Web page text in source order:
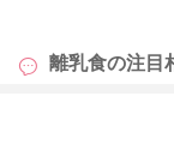
食事を片づけよう
ら『ご飯の時間
度食べさせてもOK
こういったことを
離乳食の注目